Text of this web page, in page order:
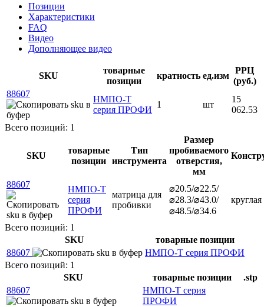
Позиции
Характеристики
FAQ
Видео
Дополняющее видео
SKU
товарные
позиции
кратность ед.изм
РРЦ
(руб.)
88607
НМПО-Т
серия ПРОФИ
1 шт
15
062.53
Всего позиций: 1
SKU
товарные
позиции
Тип
инструмента
Размер
пробиваемого
отверстия,
мм
88607
НМПО-Т
серия
ПРОФИ
матрица для
пробивки
⌀20.5/⌀22.5/
⌀28.3/⌀43.0/
⌀48.5/⌀34.6
круглая
Всего позиций: 1
SKU
товарные позиции
88607
НМПО-Т серия ПРОФИ
Всего позиций: 1
SKU
товарные позиции
.stp
88607
НМПО-Т серия
ПРОФИ